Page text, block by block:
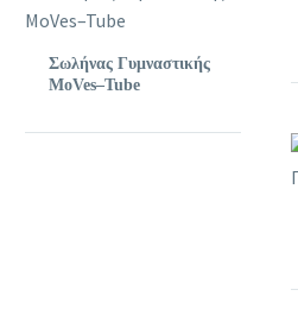
Σωλήνας Γυμναστικής
MoVes–Tube